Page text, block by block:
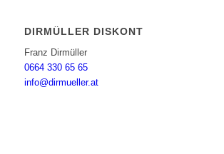
DIRMÜLLER DISKONT
Franz Dirmüller
0664 330 65 65
info@dirmueller.at